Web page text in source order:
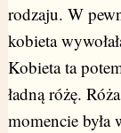
rodzaju. W
kobieta
Kobieta ta
ładną różę.
momencie była